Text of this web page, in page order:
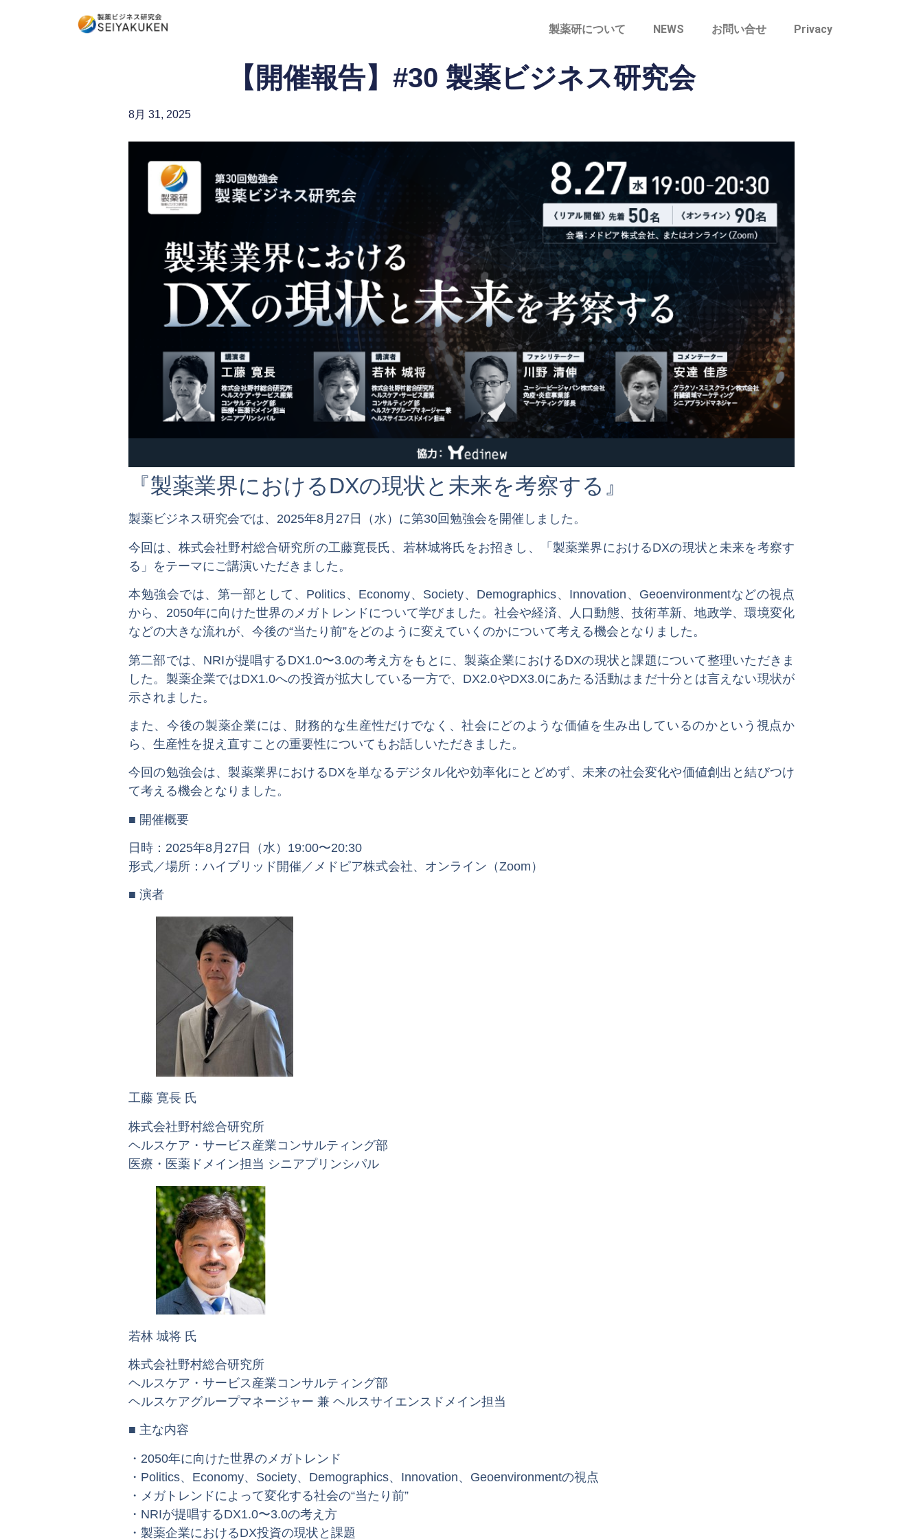
製薬研について NEWS お問い合せ Privacy
【開催報告】#30 製薬ビジネス研究会
8月 31, 2025
『製薬業界におけるDXの現状と未来を考察する』
製薬ビジネス研究会では、2025年8月27日（水）に第30回勉強会を開催しました。
今回は、株式会社野村総合研究所の工藤寛長氏、若林城将氏をお招きし、「製薬業界におけるDXの現状と未来を考察す
る」をテーマにご講演いただきました。
本勉強会では、第一部として、Politics、Economy、Society、Demographics、Innovation、Geoenvironmentなどの視点
から、2050年に向けた世界のメガトレンドについて学びました。社会や経済、人口動態、技術革新、地政学、環境変化
などの大きな流れが、今後の“当たり前”をどのように変えていくのかについて考える機会となりました。
第二部では、NRIが提唱するDX1.0〜3.0の考え方をもとに、製薬企業におけるDXの現状と課題について整理いただきま
した。製薬企業ではDX1.0への投資が拡大している一方で、DX2.0やDX3.0にあたる活動はまだ十分とは言えない現状が
示されました。
また、今後の製薬企業には、財務的な生産性だけでなく、社会にどのような価値を生み出しているのかという視点か
ら、生産性を捉え直すことの重要性についてもお話しいただきました。
今回の勉強会は、製薬業界におけるDXを単なるデジタル化や効率化にとどめず、未来の社会変化や価値創出と結びつけ
て考える機会となりました。
■ 開催概要
日時：2025年8月27日（水）19:00〜20:30
形式／場所：ハイブリッド開催／メドピア株式会社、オンライン（Zoom）
■ 演者
工藤 寛長 氏
株式会社野村総合研究所
ヘルスケア・サービス産業コンサルティング部
医療・医薬ドメイン担当 シニアプリンシパル
若林 城将 氏
株式会社野村総合研究所
ヘルスケア・サービス産業コンサルティング部
ヘルスケアグループマネージャー 兼 ヘルスサイエンスドメイン担当
■ 主な内容
・2050年に向けた世界のメガトレンド
・Politics、Economy、Society、Demographics、Innovation、Geoenvironmentの視点
・メガトレンドによって変化する社会の“当たり前”
・NRIが提唱するDX1.0〜3.0の考え方
・製薬企業におけるDX投資の現状と課題